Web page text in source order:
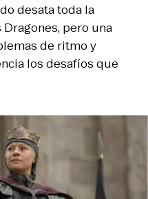
desata toda la
pero una
de ritmo y
los desafíos que